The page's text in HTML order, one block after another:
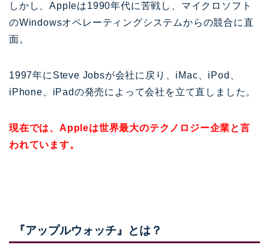
しかし、Appleは1990年代に苦戦し、マイクロソフト
のWindowsオペレーティングシステムからの競合に直
面。
1997年にSteve Jobsが会社に戻り、iMac、iPod、
iPhone、iPadの発売によって会社を立て直しました。
現在では、Appleは世界最大のテクノロジー企業と言
われています。
『アップルウォッチ』とは？